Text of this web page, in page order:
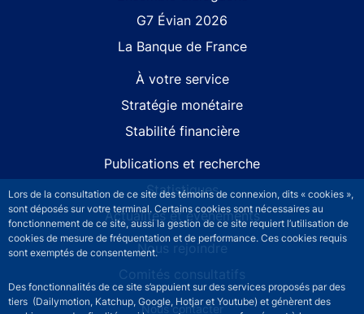
Lors de la consultation de ce site des témoins de connexion, dits « cookies »,
sont déposés sur votre terminal. Certains cookies sont nécessaires au
fonctionnement de ce site, aussi la gestion de ce site requiert l’utilisation de
cookies de mesure de fréquentation et de performance. Ces cookies requis
sont exemptés de consentement.
Des fonctionnalités de ce site s’appuient sur des services proposés par des
tiers (Dailymotion, Katchup, Google, Hotjar et Youtube) et génèrent des
G7 Évian 2026
La Banque de France
À votre service
Stratégie monétaire
Stabilité financière
Publications et recherche
Statistiques
Actualités et événements
Nous rejoindre
Comités consultatifs
Footer secondary menuNous contacter